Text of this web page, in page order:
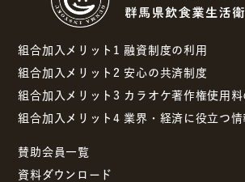
組合加入メリット1 融資制度の利用
組合加入メリット2 安心の共済制度
組合加入メリット3 カラオケ著作権使用料
組合加入メリット4 業界・経済に役立つ情
賛助会員一覧
資料ダウンロード